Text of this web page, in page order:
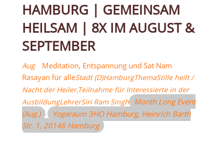
HAMBURG | GEMEINSAM
HEILSAM | 8X IM AUGUST &
SEPTEMBER
Aug
Meditation, Entspannung und Sat Nam
Rasayan für alleStadt (D)HamburgThemaStille heilt /
Nacht der Heiler,Teilnahme für Interessierte in der
AusbildungLehrerSiri Ram Singh Month Long Event
(Aug.)
Yogaraum 3HO Hamburg, Heinrich Barth
Str. 1, 20146 Hamburg